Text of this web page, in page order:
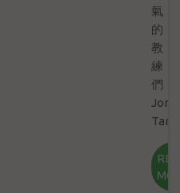
氣
的
教
練
們
Tan